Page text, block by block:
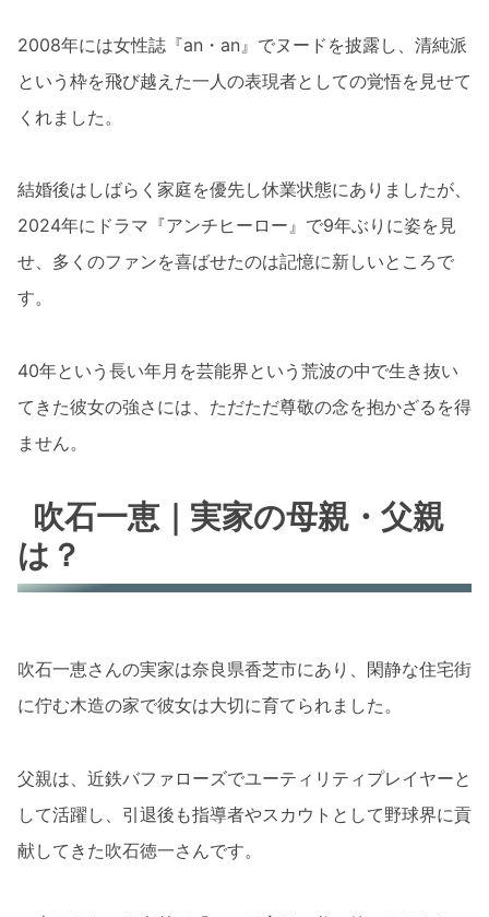
2008年には女性誌『an・an』でヌードを披露し、清純派
という枠を飛び越えた一人の表現者としての覚悟を見せて
くれました。
結婚後はしばらく家庭を優先し休業状態にありましたが、
2024年にドラマ『アンチヒーロー』で9年ぶりに姿を見
せ、多くのファンを喜ばせたのは記憶に新しいところで
す。
40年という長い年月を芸能界という荒波の中で生き抜い
てきた彼女の強さには、ただただ尊敬の念を抱かざるを得
ません。
吹石一恵｜実家の母親・父親
は？
吹石一恵さんの実家は奈良県香芝市にあり、閑静な住宅街
に佇む木造の家で彼女は大切に育てられました。
父親は、近鉄バファローズでユーティリティプレイヤーと
して活躍し、引退後も指導者やスカウトとして野球界に貢
献してきた吹石徳一さんです。